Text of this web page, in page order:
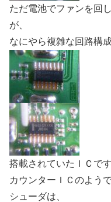
ただ電池でファンを回
が、
なにやら複雑な回路構成
搭載されていたＩＣです
カウンターＩＣのよう
シューダは、